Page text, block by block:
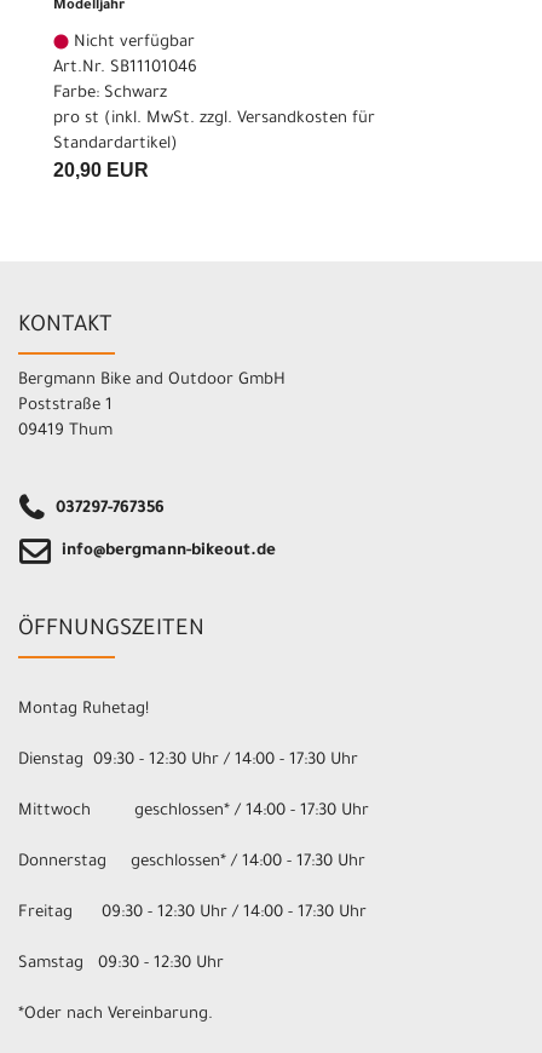
Modelljahr
Nicht verfügbar
Art.Nr. SB11101046
Farbe: Schwarz
pro st (inkl. MwSt. zzgl. Versandkosten für
Standardartikel)
20,90 EUR
KONTAKT
Bergmann Bike and Outdoor GmbH
Poststraße 1
09419 Thum
037297-767356
info@bergmann-bikeout.de
ÖFFNUNGSZEITEN
Montag Ruhetag!
Dienstag 09:30 - 12:30 Uhr / 14:00 - 17:30 Uhr
Mittwoch geschlossen* / 14:00 - 17:30 Uhr
Donnerstag geschlossen* / 14:00 - 17:30 Uhr
Freitag 09:30 - 12:30 Uhr / 14:00 - 17:30 Uhr
Samstag 09:30 - 12:30 Uhr
*Oder nach Vereinbarung.